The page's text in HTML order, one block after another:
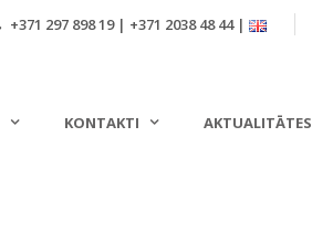
+371 297 898 19 | +371 2038 48 44 |
KONTAKTI AKTUALITĀTES